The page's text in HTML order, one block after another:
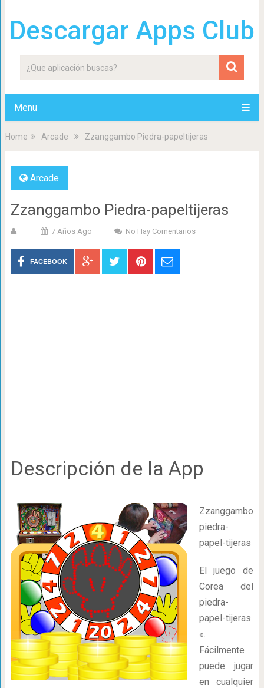
Descargar Apps Club
Menu
Home Arcade Zzanggambo Piedra-papeltijeras
Arcade
Zzanggambo Piedra-papeltijeras
7 Años Ago No Hay Comentarios
FACEBOOK
Descripción de la App
Zzanggambo
piedra-
papel-tijeras
El juego de
Corea del
piedra-
papel-tijeras
«.
Fácilmente
puede jugar
en cualquier